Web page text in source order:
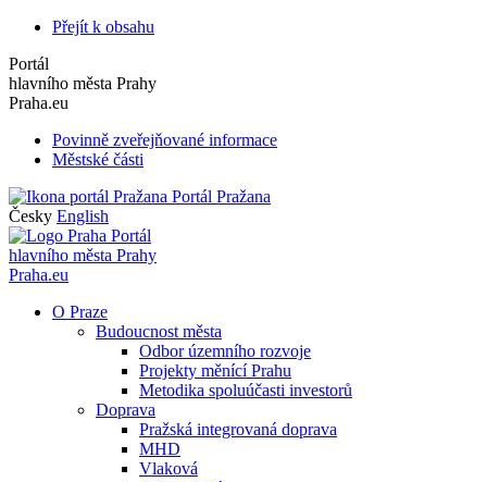
Přejít k obsahu
Portál
hlavního města Prahy
Praha.eu
Povinně zveřejňované informace
Městské části
Portál Pražana
Česky English
Portál
hlavního města Prahy
Praha.eu
O Praze
Budoucnost města
Odbor územního rozvoje
Projekty měnící Prahu
Metodika spoluúčasti investorů
Doprava
Pražská integrovaná doprava
MHD
Vlaková